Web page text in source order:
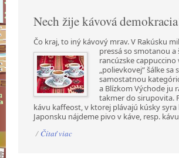
Nech žije kávová
Čo kraj, to iný kávový mrav. V Rakúsku
pressá so smotanou a
rancúzske cappuccino
„polievkovej“ šálke sa
samostatnou
a Blízkom Východe ju
takmer do sirupovita.
kávu kaffeost, v ktorej plávajú kúsky syra
Japonsku nájdeme pivo v káve, resp.
/ Čítať viac